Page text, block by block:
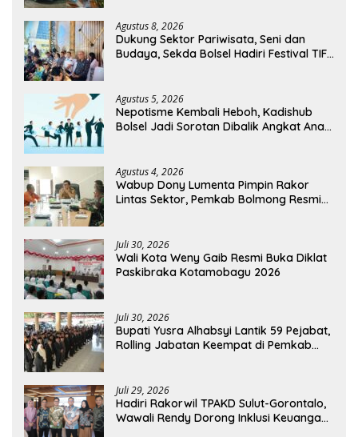
Agustus 8, 2026
Dukung Sektor Pariwisata, Seni dan
Budaya, Sekda Bolsel Hadiri Festival TIFF
Agustus 5, 2026
Nepotisme Kembali Heboh, Kadishub
Bolsel Jadi Sorotan Dibalik Angkat Anak
Agustus 4, 2026
Wabup Dony Lumenta Pimpin Rakor
Lintas Sektor, Pemkab Bolmong Resmi
Juli 30, 2026
Wali Kota Weny Gaib Resmi Buka Diklat
Paskibraka Kotamobagu 2026
Juli 30, 2026
Bupati Yusra Alhabsyi Lantik 59 Pejabat,
Rolling Jabatan Keempat di Pemkab
Juli 29, 2026
Hadiri Rakorwil TPAKD Sulut-Gorontalo,
Wawali Rendy Dorong Inklusi Keuangan